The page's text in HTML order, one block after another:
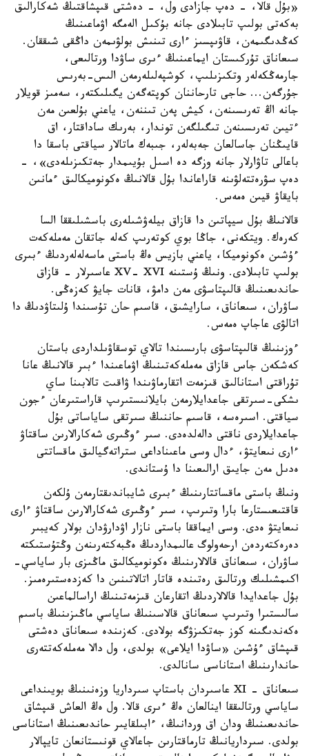
«بۇل قالا، - دەپ جازادى ول، - دەشتى قىپشاقتىڭ شەكارالىق
بەكەتى بولىپ تابىلادى جانە بۇكىل الەمگە اۋماعىنىڭ
كەڭدىگىمەن، قاۋىپسىز ءارى تىنىش بولۋىمەن داڭقى شىققان.
سىعاناق تۇركىستان ايماعىنىڭ ءىرى ساۋدا ورتالىعى،
جارمەڭكەلەر وتكىزىلىپ، كوشپەلىلەرمەن الىس-بەرىس
جۇرگەن... حاجى تارحاننان كوپتەگەن يگىلىكتەر، سەمىز قويلار
جانە اڭ تەرىسىنەن، كيش پەن تىننەن، ياعني بۇلعىن مەن
ءتيىن تەرىسىنەن تىگىلگەن توندار، بەرىك ساداقتار، اق
قايىڭنان جاسالعان جەبەلەر، جىبەك ماتالار سياقتى باسقا دا
باعالى تاۋارلار جانە وزگە دە اسىل بۇيىمدار جەتكىزىلەدى»، -
دەپ سۋرەتتەلۋىنە قاراعاندا بۇل قالانىڭ ەكونوميكالىق ءمانىن
بايقاۋ قيىن ەمەس.
قالانىڭ بۇل سيپاتىن دا قازاق بيلەۋشىلەرى باسشىلىققا السا
كەرەك. ويتكەنى، جاڭا بوي كوتەرىپ كەلە جاتقان مەملەكەت
ءۇشىن ەكونوميكا، ياعني بازيس ەڭ باستى ماسەلەلەردىڭ ءبىرى
بولىپ تابىلادى. ونىڭ ۇستىنە XV- XVI عاسىرلار - قازاق
حاندىعىنىڭ قالىپتاسۋى مەن دامۋ، قانات جايۋ كەزەڭى.
ساۋران، سىعاناق، سارايشىق، قاسىم حان تۇسىندا ۇلىتاۋدىڭ دا
اتالۋى عاجاپ ەمەس.
ءوزىنىڭ قالىپتاسۋى بارىسىندا تالاي توسقاۋىلداردى باستان
كەشكەن جاس قازاق مەملەكەتىنىڭ اۋماعىندا ءبىر قالانىڭ عانا
تۇراقتى استانالىق قىزمەت اتقارماۋىندا ۋاقىت تالابىنا ساي
ىشكى-سىرتقى جاعدايلارمەن بايلانىستىرىپ قاراستىرعان ءجون
سياقتى. اسىرەسە، قاسىم حاننىڭ سىرتقى ساياساتى بۇل
جاعدايلاردى ناقتى دالەلدەدى. سىر ءوڭىرى شەكارالارىن ساقتاۋ
ءارى نىعايتۋ، ءدال وسى ماعىناداعى ستراتەگيالىق ماقساتتى
ەدىل مەن جايىق ارالىعىنا دا ۇستاندى.
ونىڭ باستى ماقساتتارىنىڭ ءبىرى شايباندىقتارمەن ۇلكەن
قاقتىعىستارعا بارا وتىرىپ، سىر ءوڭىرى شەكارالارىن ساقتاۋ ءارى
نىعايتۋ ەدى. وسى ايماققا باستى نازار اۋدارۋدان بولار كەيبىر
دەرەكتەردەن ارحەولوگ عالىمداردىڭ ەڭبەكتەرىنەن وڭتۇستىكتە
ساۋران، سىعاناق قالالارىنىڭ ەكونوميكالىق ماڭىزى بار ساياسي-
اكىمشىلىك ورتالىق رەتىندە قاتار اتالاتىنىن دا كەزدەستىرەمىز.
بۇل جاعدايدا قالالاردىڭ اتقارعان قىزمەتىنىڭ اراسالماعىن
سالىستىرا وتىرىپ سىعاناق قالاسىنىڭ ساياسي ماڭىزىنىڭ باسىم
ەكەندىگىنە كوز جەتكىزۋگە بولادى. كەزىندە سىعاناق دەشتى
قىپشاق ءۇشىن «ساۋدا ايلاعى» بولدى، ول دالا مەملەكەتتەرى
حاندارىنىڭ استاناسى سانالدى.
سىعاناق - XI عاسىردان باستاپ سىرداريا وزەنىنىڭ بويىنداعى
ساياسي ورتالىققا اينالعان ەڭ ءىرى قالا. ول ەڭ العاش قىپشاق
حاندىعىنىڭ ودان اق وردانىڭ، ءابىلقايىر حاندىعىنىڭ استاناسى
بولدى. سىرداريانىڭ تارماقتارىن جاعالاي قونىستانعان تايپالار